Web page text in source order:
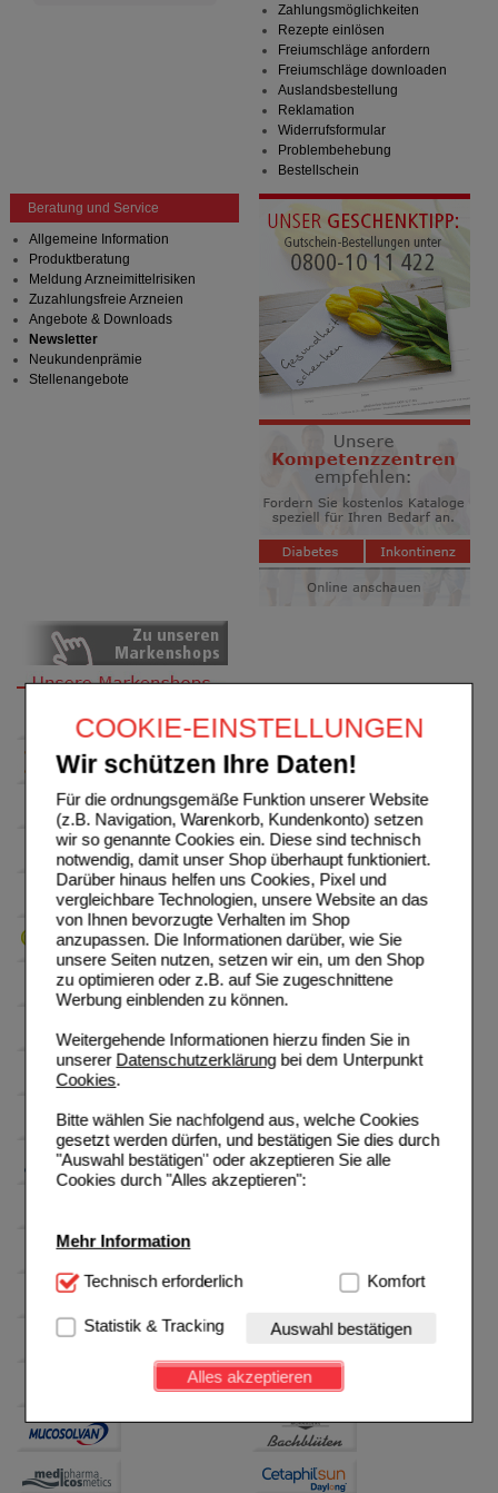
COOKIE-EINSTELLUNGEN
Wir schützen Ihre Daten!
Für die ordnungsgemäße Funktion unserer Website
(z.B. Navigation, Warenkorb, Kundenkonto) setzen
wir so genannte Cookies ein. Diese sind technisch
notwendig, damit unser Shop überhaupt funktioniert.
Darüber hinaus helfen uns Cookies, Pixel und
vergleichbare Technologien, unsere Website an das
von Ihnen bevorzugte Verhalten im Shop
anzupassen. Die Informationen darüber, wie Sie
unsere Seiten nutzen, setzen wir ein, um den Shop
zu optimieren oder z.B. auf Sie zugeschnittene
Werbung einblenden zu können.
Weitergehende Informationen hierzu finden Sie in
unserer Datenschutzerklärungbei dem Unterpunkt
Cookies.
Bitte wählen Sie nachfolgend aus, welche Cookies
gesetzt werden dürfen, und bestätigen Sie dies durch
"Auswahl bestätigen" oder akzeptieren Sie alle
Cookies durch "Alles akzeptieren":
Mehr Information
Technisch Notwendig:Hierbei handelt es sich um
Website notwendig sind (z.B. Navigation, Warenkorb,
Kundenkonto), weshalb auf diese nicht verzichtet
werden kann.
Einkaufserlebnis noch ansprechender zu gestalten,
beispielsweise für die Wiedererkennung des
Verhaltensweisen (z.B. Spracheinstellung)
Technisch erforderlich Komfort
Statistik & Tracking Auswahl bestätigen
Alles akzeptieren
Zahlungsmöglichkeiten
Rezepte einlösen
Freiumschläge anfordern
Freiumschläge downloaden
Auslandsbestellung
Reklamation
Widerrufsformular
Problembehebung
Bestellschein
Beratung und Service
Allgemeine Information
Produktberatung
Meldung Arzneimittelrisiken
Zuzahlungsfreie Arzneien
Angebote & Downloads
Newsletter
Neukundenprämie
Stellenangebote